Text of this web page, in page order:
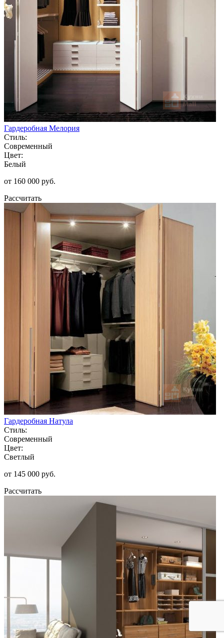
Гардеробная Мелория
Стиль:
Современный
Цвет:
Белый
от 160 000 руб.
Рассчитать
Гардеробная Натула
Стиль:
Современный
Цвет:
Светлый
от 145 000 руб.
Рассчитать